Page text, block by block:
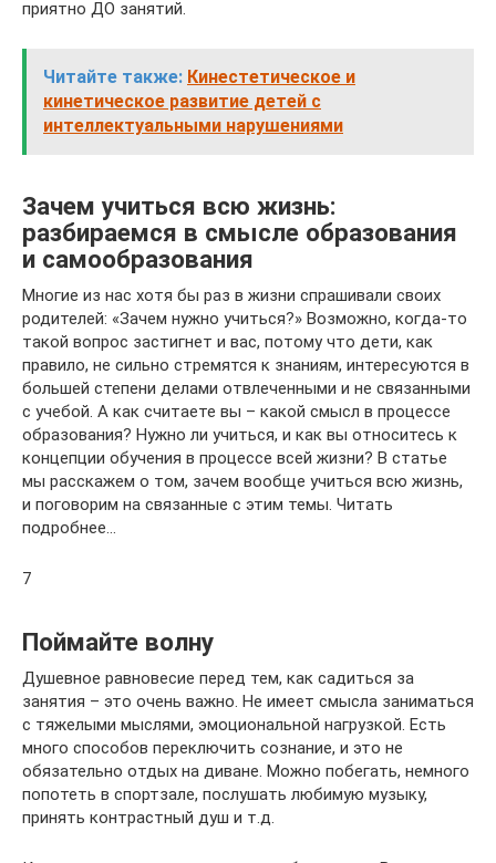
приятно ДО занятий.
Читайте также: Кинестетическое и
кинетическое развитие детей с
интеллектуальными нарушениями
Зачем учиться всю жизнь:
разбираемся в смысле образования
и самообразования
Многие из нас хотя бы раз в жизни спрашивали своих
родителей: «Зачем нужно учиться?» Возможно, когда-то
такой вопрос застигнет и вас, потому что дети, как
правило, не сильно стремятся к знаниям, интересуются в
большей степени делами отвлеченными и не связанными
с учебой. А как считаете вы – какой смысл в процессе
образования? Нужно ли учиться, и как вы относитесь к
концепции обучения в процессе всей жизни? В статье
мы расскажем о том, зачем вообще учиться всю жизнь,
и поговорим на связанные с этим темы. Читать
подробнее…
7
Поймайте волну
Душевное равновесие перед тем, как садиться за
занятия – это очень важно. Не имеет смысла заниматься
с тяжелыми мыслями, эмоциональной нагрузкой. Есть
много способов переключить сознание, и это не
обязательно отдых на диване. Можно побегать, немного
попотеть в спортзале, послушать любимую музыку,
принять контрастный душ и т.д.